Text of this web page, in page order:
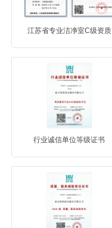
江苏省专业洁净室C级资质
行业诚信单位等级证书